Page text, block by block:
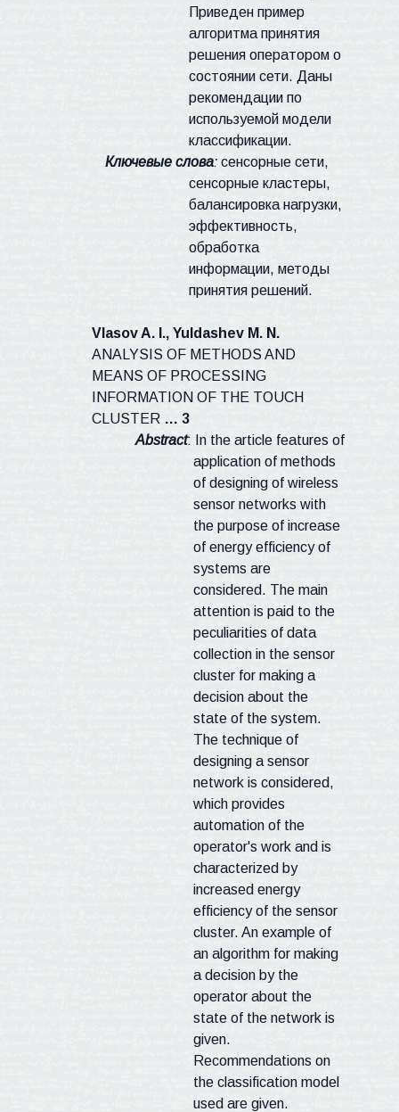
Приведен пример
алгоритма принятия
решения оператором о
состоянии сети. Даны
рекомендации по
используемой модели
классификации.
Ключевые слова:сенсорные сети,
сенсорные кластеры,
балансировка нагрузки,
эффективность,
обработка
информации, методы
принятия решений.
VlasovA. I., YuldashevM. N.
ANALYSIS OF METHODS AND
MEANS OF PROCESSING
INFORMATION OF THE TOUCH
CLUSTER … 3
Abstract: In the article features of
application of methods
of designing of wireless
sensor networks with
the purpose of increase
of energy efficiency of
systems are
considered. The main
attention is paid to the
peculiarities of data
collection in the sensor
cluster for making a
decision about the
state of the system.
The technique of
designing a sensor
network is considered,
which provides
automation of the
operator's work and is
characterized by
increased energy
efficiency of the sensor
cluster. An example of
an algorithm for making
a decision by the
operator about the
state of the network is
given.
Recommendations on
the classification model
used are given.